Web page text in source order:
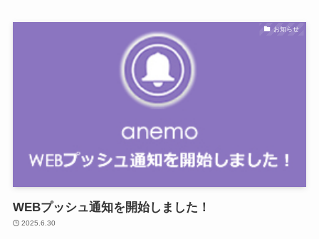
お知らせ
WEBプッシュ通知を開始しました！
2025.6.30